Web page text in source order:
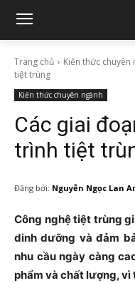
Trang chủ Kiến thức chuyên
tiệt trùng
Kiến thức chuyên ngành
Các giai
trình tiệt
Đăng bởi: Nguyễn Ngọc Lan
Công nghệ tiệt trùng
dinh dưỡng và đảm
nhu cầu ngày càng
phẩm và chất lượng,